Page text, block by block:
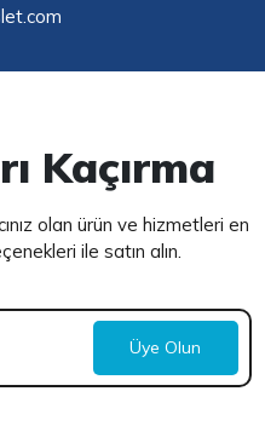
Kaçırma
olan ürün ve hizmetleri en
ile satın alın.
Üye Olun